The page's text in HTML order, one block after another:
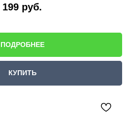
199 руб.
ПОДРОБНЕЕ
КУПИТЬ